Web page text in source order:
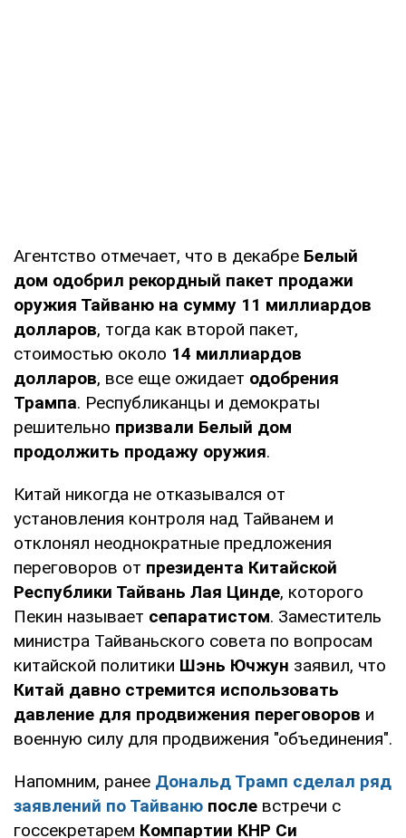
Агентство отмечает, что в декабре Белый
дом одобрил рекордный пакет продажи
оружия Тайваню на сумму 11 миллиардов
долларов, тогда как второй пакет,
стоимостью около 14 миллиардов
долларов, все еще ожидает одобрения
Трампа. Республиканцы и демократы
решительно призвали Белый дом
продолжить продажу оружия.
Китай никогда не отказывался от
установления контроля над Тайванем и
отклонял неоднократные предложения
переговоров от президента Китайской
Республики Тайвань Лая Цинде, которого
Пекин называет сепаратистом. Заместитель
министра Тайваньского совета по вопросам
китайской политики Шэнь Ючжун заявил, что
Китай давно стремится использовать
давление для продвижения переговоров и
военную силу для продвижения "объединения".
Напомним, ранее Дональд Трамп сделал ряд
заявлений по Тайваню после встречи с
госсекретарем Компартии КНР Си